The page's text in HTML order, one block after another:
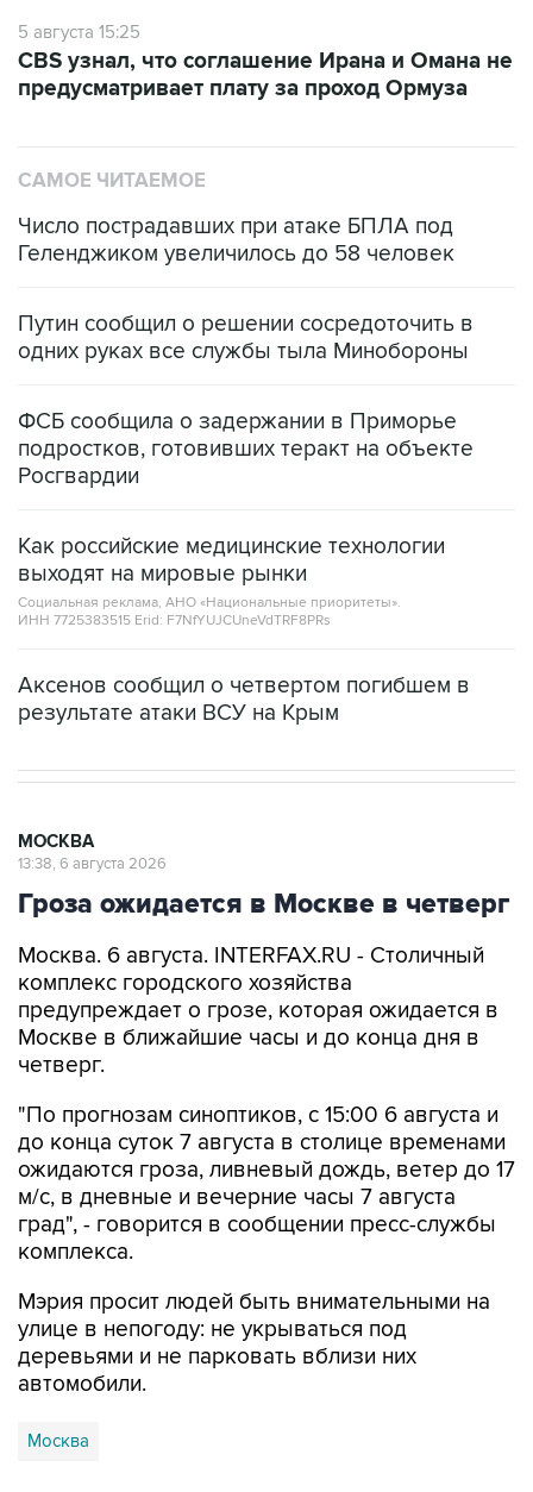
5 августа 15:25
CBS узнал, что соглашение Ирана и Омана не
предусматривает плату за проход Ормуза
САМОЕ ЧИТАЕМОЕ
Число пострадавших при атаке БПЛА под
Геленджиком увеличилось до 58 человек
Путин сообщил о решении сосредоточить в
одних руках все службы тыла Минобороны
ФСБ сообщила о задержании в Приморье
подростков, готовивших теракт на объекте
Росгвардии
Как российские медицинские технологии
выходят на мировые рынки
Социальная реклама, АНО «Национальные приоритеты».
ИНН 7725383515 Erid: F7NfYUJCUneVdTRF8PRs
Аксенов сообщил о четвертом погибшем в
результате атаки ВСУ на Крым
МОСКВА
13:38, 6 августа 2026
Гроза ожидается в Москве в четверг
Москва. 6 августа. INTERFAX.RU - Столичный
комплекс городского хозяйства
предупреждает о грозе, которая ожидается в
Москве в ближайшие часы и до конца дня в
четверг.
"По прогнозам синоптиков, с 15:00 6 августа и
до конца суток 7 августа в столице временами
ожидаются гроза, ливневый дождь, ветер до 17
м/с, в дневные и вечерние часы 7 августа
град", - говорится в сообщении пресс-службы
комплекса.
Мэрия просит людей быть внимательными на
улице в непогоду: не укрываться под
деревьями и не парковать вблизи них
автомобили.
Москва